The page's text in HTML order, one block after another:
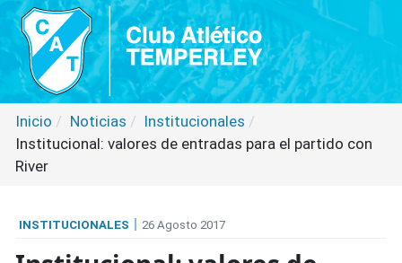
Inicio Noticias
Institucionales
Institucional: valores de entradas para el partido con
River
INSTITUCIONALES 26 Agosto 2017